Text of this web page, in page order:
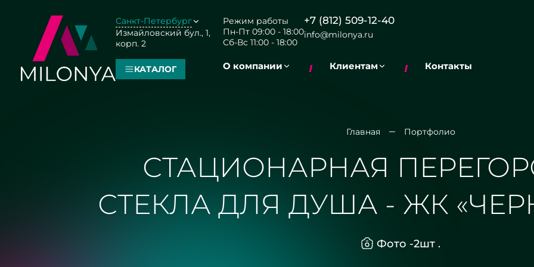
Санкт-Петербург
Измайловский бул., 1,
корп. 2
Режим работы
Пн-Пт 09:00 - 18:00
Сб-Вс 11:00 - 18:00
+7 (812) 509-12-40
info@milonya.ru
КАТАЛОГ О компании Клиентам Контакты
Главная Портфолио
СТАЦИОНАРНАЯ
СТЕКЛА ДЛЯ ДУША - ЖК
Фото -2шт .